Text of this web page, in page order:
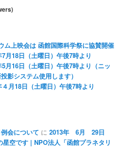
ム上映会は 函館国際科学祭に協賛開催
月18日（土曜日）午後7時より
月16日（土曜日）午後7時より（ニッ
影システム使用します）
月18日（土曜日）午後7時より
会について に2013年 6月 29日
星空です | NPO法人「函館プラネタリ